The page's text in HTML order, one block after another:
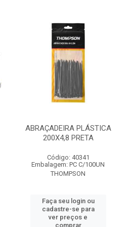
ABRAÇADEIRA PLÁSTICA
200X4,8 PRETA
Código: 40341
Embalagem: PC C/100UN
THOMPSON
Faça seu login ou
cadastre-se para
ver preços e
comprar